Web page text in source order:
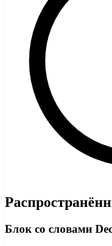
Блок со словами